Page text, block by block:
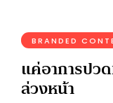
BRANDED
แค่อาการปว
ล่วงหน้า